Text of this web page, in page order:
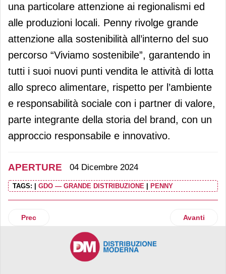
una particolare attenzione ai regionalismi ed
alle produzioni locali. Penny rivolge grande
attenzione alla sostenibilità all’interno del suo
percorso “Viviamo sostenibile”, garantendo in
tutti i suoi nuovi punti vendita le attività di lotta
allo spreco alimentare, rispetto per l’ambiente
e responsabilità sociale con i partner di valore,
parte integrante della storia del brand, con un
approccio responsabile e innovativo.
APERTURE 04 Dicembre 2024
TAGS: | GDO — GRANDE DISTRIBUZIONE | PENNY
Articolo precedente: Risparmio Casa: un nuovo punto
Prec Articolo
Avanti